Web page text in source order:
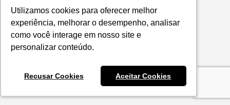
Utilizamos cookies para oferecer melhor
experiência, melhorar o desempenho, analisar
como você interage em nosso site e
personalizar conteúdo.
Recusar Cookies Aceitar Cookies
Utilizamos cookies para oferecer melhor
experiência, melhorar o desempenho, analisar
como você interage em nosso site e
personalizar conteúdo.
Recusar Cookies Aceitar Cookies
Política de Privacidade